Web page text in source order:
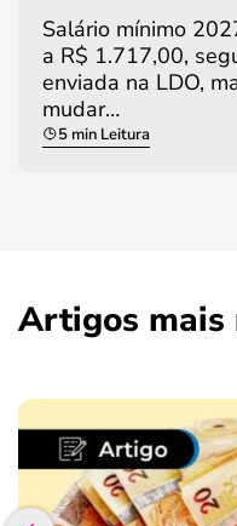
Salário mínimo
a R$ 1.717,00,
enviada na LDO,
mudar…
5 min Leitura
Artigos mais